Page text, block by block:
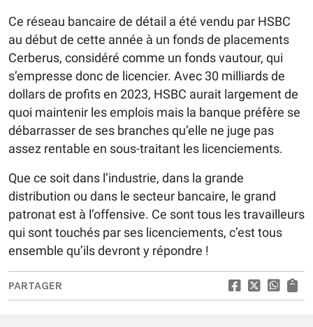
Ce réseau bancaire de détail a été vendu par HSBC
au début de cette année à un fonds de placements
Cerberus, considéré comme un fonds vautour, qui
s’empresse donc de licencier. Avec 30 milliards de
dollars de profits en 2023, HSBC aurait largement de
quoi maintenir les emplois mais la banque préfère se
débarrasser de ses branches qu’elle ne juge pas
assez rentable en sous-traitant les licenciements.
Que ce soit dans l’industrie, dans la grande
distribution ou dans le secteur bancaire, le grand
patronat est à l’offensive. Ce sont tous les travailleurs
qui sont touchés par ses licenciements, c’est tous
ensemble qu’ils devront y répondre !
PARTAGER